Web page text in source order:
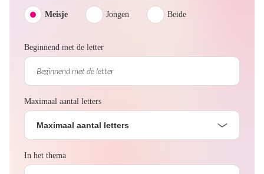
Meisje Jongen Beide
Beginnend met de letter
Maximaal aantal letters
Maximaal aantal letters
In het thema